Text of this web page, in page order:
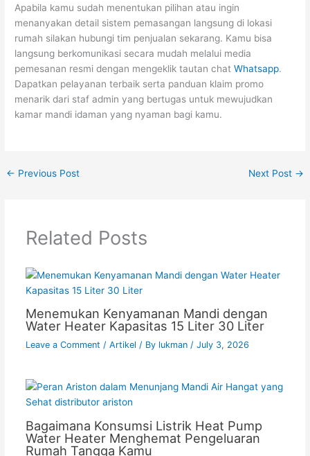
Apabila kamu sudah menentukan pilihan atau ingin
menanyakan detail sistem pemasangan langsung di lokasi
rumah silakan hubungi tim penjualan sekarang. Kamu bisa
langsung berkomunikasi secara mudah melalui media
pemesanan resmi dengan mengeklik tautan chatWhatsapp.
Dapatkan pelayanan terbaik serta panduan klaim promo
menarik dari staf admin yang bertugas untuk mewujudkan
kamar mandi idaman yang nyaman bagi kamu.
← Previous Post Next Post →
Related Posts
Menemukan Kenyamanan Mandi dengan
Water Heater Kapasitas 15 Liter 30 Liter
Leave a Comment / Artikel / By lukman / July 3, 2026
Bagaimana Konsumsi Listrik Heat Pump
Water Heater Menghemat Pengeluaran
Rumah Tangga Kamu